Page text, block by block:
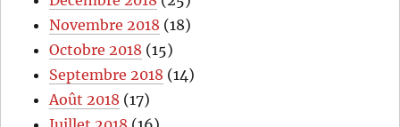
Novembre 2018 (18)
Octobre 2018 (15)
Septembre 2018 (14)
Août 2018 (17)